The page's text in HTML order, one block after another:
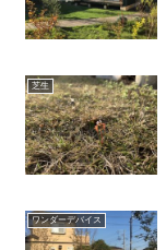
芝生
ワンダーデバイス